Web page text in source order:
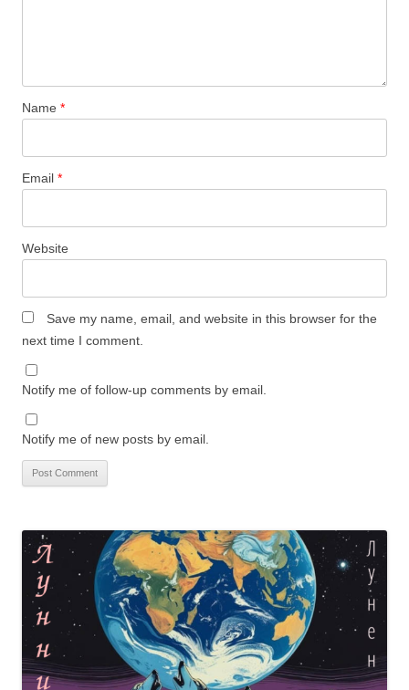
Name *
Email *
Website
Save my name, email, and website in this browser for the
next time I comment.
Notify me of follow-up comments by email.
Notify me of new posts by email.